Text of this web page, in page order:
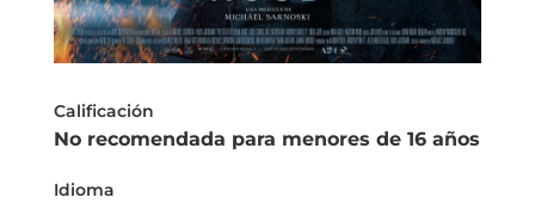
Calificación
No recomendada para menores de 16 años
Idioma